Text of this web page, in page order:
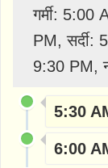
गर्मी:
PM,
9:30 PM,
5:30
6:00